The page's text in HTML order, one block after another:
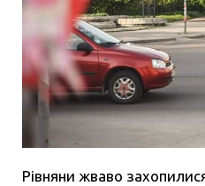
Рівняни жваво